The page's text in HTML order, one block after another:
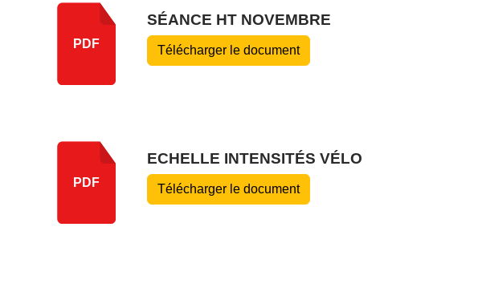
PDF
SÉANCE HT NOVEMBRE
Télécharger le document
PDF
ECHELLE INTENSITÉS VÉLO
Télécharger le document